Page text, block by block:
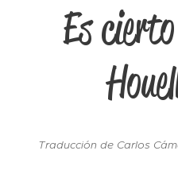
Es
Traducción de Carlos